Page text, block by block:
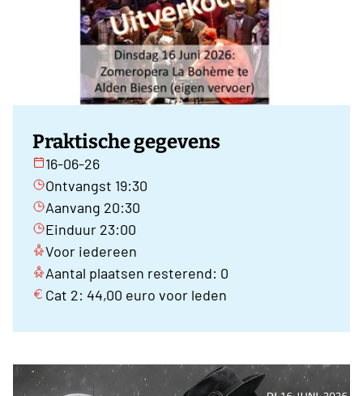
Praktische gegevens
16-06-26
Ontvangst 19:30
Aanvang 20:30
Einduur 23:00
Voor iedereen
Aantal plaatsen resterend: 0
Cat 2: 44,00 euro voor leden